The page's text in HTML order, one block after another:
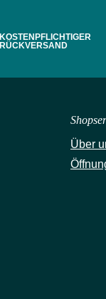
KOSTENPFLICHTIGER
RÜCKVERSAND
Über